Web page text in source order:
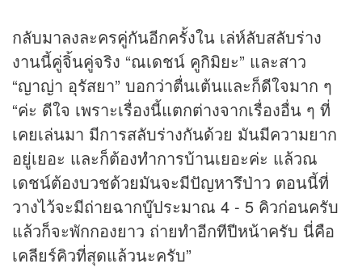
กลับมาลงละครคู่กันอีกครั้งใน เล่ห์ลับสลับร่าง
งานนี้คู่จิ้นคู่จริง “ณเดชน์ คูกิมิยะ” และสาว
“ญาญ่า อุรัสยา” บอกว่าตื่นเต้นและก็ดีใจมาก ๆ
“ค่ะ ดีใจ เพราะเรื่องนี้แตกต่างจากเรื่องอื่น ๆ ที่
เคยเล่นมา มีการสลับร่างกันด้วย มันมีความยาก
อยู่เยอะ และก็ต้องทำการบ้านเยอะค่ะ แล้วณ
เดชน์ต้องบวชด้วยมันจะมีปัญหารึป่าว ตอนนี้ที่
วางไว้จะมีถ่ายฉากบู๊ประมาณ 4 - 5 คิวก่อนครับ
แล้วก็จะพักกองยาว ถ่ายทำอีกทีปีหน้าครับ นี่คือ
เคลียร์คิวที่สุดแล้วนะครับ”